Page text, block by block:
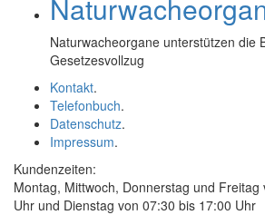
Naturwacheorgane unterstützen die
Gesetzesvollzug
Kontakt.
Telefonbuch.
Datenschutz.
Impressum.
Kundenzeiten:
Montag, Mittwoch, Donnerstag und Freitag
Uhr und Dienstag von 07:30 bis 17:00 Uhr